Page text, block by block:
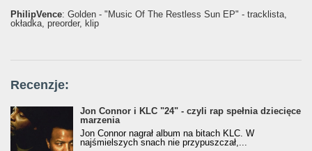
PhilipVence: Golden - "Music Of The Restless Sun EP" - tracklista,
okładka, preorder, klip
Recenzje:
Jon Connor i KLC "24" - czyli rap spełnia dziecięce
marzenia
Jon Connor nagrał album na bitach KLC. W
najśmielszych snach nie przypuszczał,...